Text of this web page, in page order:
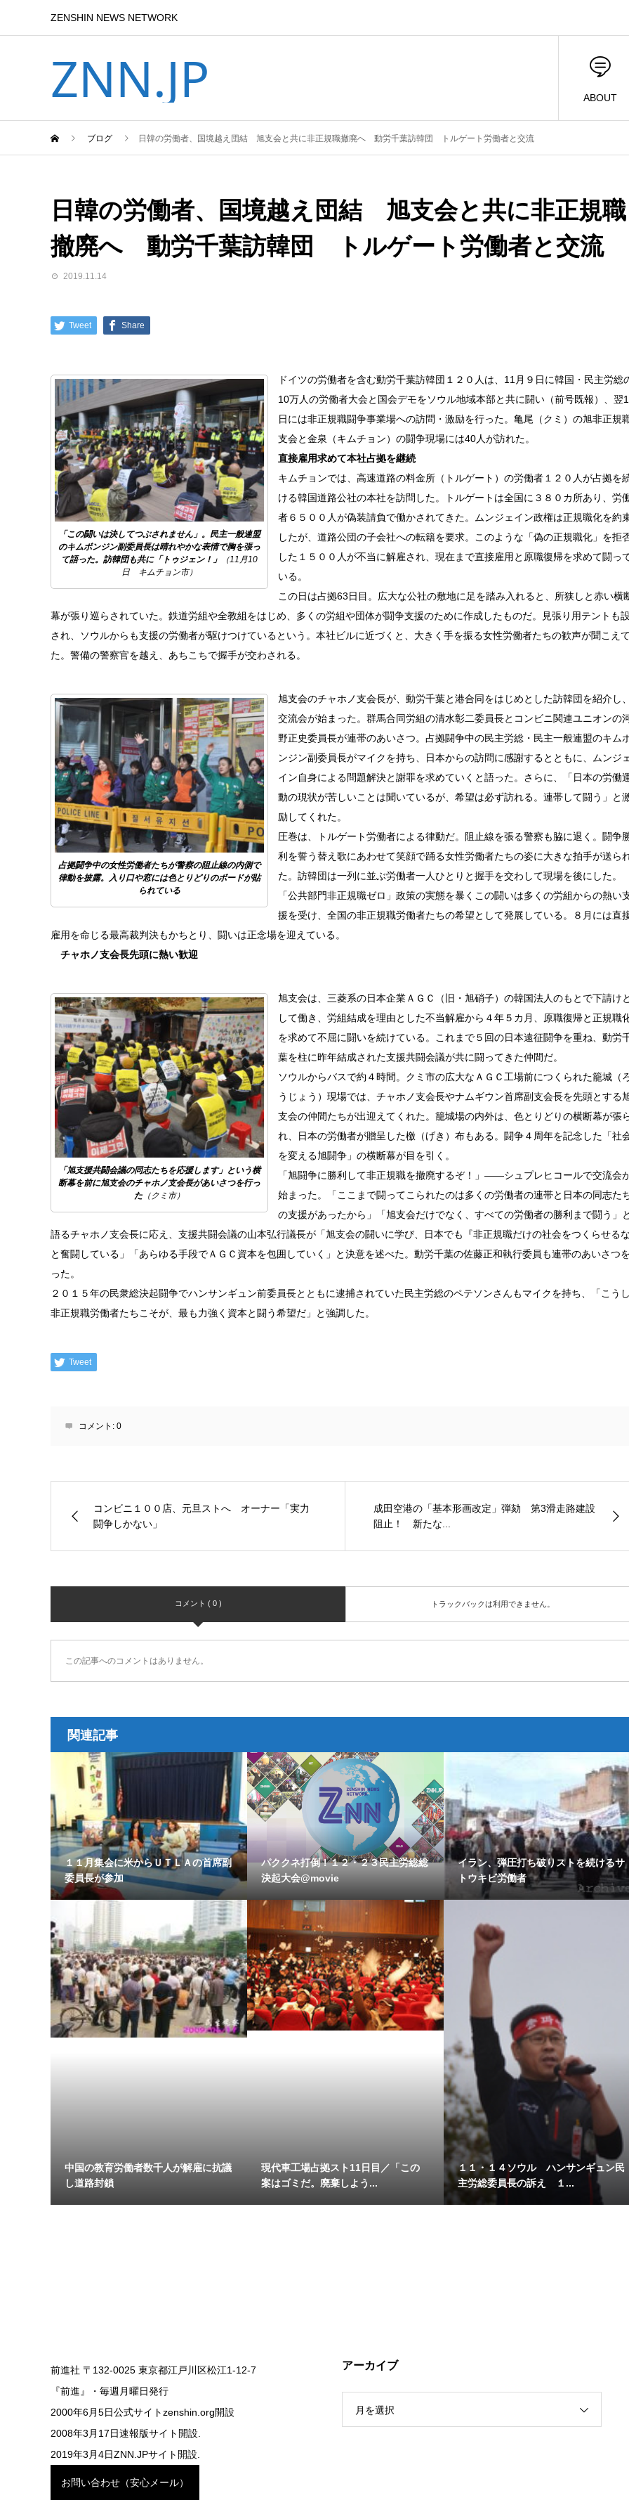
ZENSHIN NEWS NETWORK
ZNN.JP ABOUT
ブログ 日韓の労働者、国境越え団結 旭支会と共に非正規職撤廃へ 動労千葉訪韓団 トルゲート労働者と交流
日韓の労働者、国境越え団結 旭支会と共に非正規職
撤廃へ 動労千葉訪韓団 トルゲート労働者と交流
2019.11.14
Tweet Share
「この闘いは決してつぶされません」。民主一般連盟
のキムボンジン副委員長は晴れやかな表情で胸を張っ
て語った。訪韓団も共に「トゥジェン！」
（11月10
日 キムチョン市）
ドイツの労働者を含む動労千葉訪韓団１２０人は、11月９日に韓国・民主労総
10万人の労働者大会と国会デモをソウル地域本部と共に闘い（前号既報）、翌
日には非正規職闘争事業場への訪問・激励を行った。亀尾（クミ）の旭非正規
支会と金泉（キムチョン）の闘争現場には40人が訪れた。
直接雇用求めて本社占拠を継続
キムチョンでは、高速道路の料金所（トルゲート）の労働者１２０人が占拠を
ける韓国道路公社の本社を訪問した。トルゲートは全国に３８０カ所あり、労
者６５００人が偽装請負で働かされてきた。ムンジェイン政権は正規職化を約
したが、道路公団の子会社への転籍を要求。このような「偽の正規職化」を拒
した１５００人が不当に解雇され、現在まで直接雇用と原職復帰を求めて闘っ
いる。
この日は占拠63日目。広大な公社の敷地に足を踏み入れると、所狭しと赤い横
幕が張り巡らされていた。鉄道労組や全教組をはじめ、多くの労組や団体が闘争支援のために作成したものだ。見張り用テントも
され、ソウルからも支援の労働者が駆けつけているという。本社ビルに近づくと、大きく手を振る女性労働者たちの歓声が聞こえ
た。警備の警察官を越え、あちこちで握手が交わされる。
占拠闘争中の女性労働者たちが警察の阻止線の内側で
律動を披露。入り口や窓には色とりどりのボードが貼
られている
旭支会のチャホノ支会長が、動労千葉と港合同をはじめとした訪韓団を紹介し
交流会が始まった。群馬合同労組の清水彰二委員長とコンビニ関連ユニオンの
野正史委員長が連帯のあいさつ。占拠闘争中の民主労総・民主一般連盟のキム
ンジン副委員長がマイクを持ち、日本からの訪問に感謝するとともに、ムンジ
イン自身による問題解決と謝罪を求めていくと語った。さらに、「日本の労働
動の現状が苦しいことは聞いているが、希望は必ず訪れる。連帯して闘う」と
励してくれた。
圧巻は、トルゲート労働者による律動だ。阻止線を張る警察も脇に退く。闘争
利を誓う替え歌にあわせて笑顔で踊る女性労働者たちの姿に大きな拍手が送ら
た。訪韓団は一列に並ぶ労働者一人ひとりと握手を交わして現場を後にした。
「公共部門非正規職ゼロ」政策の実態を暴くこの闘いは多くの労組からの熱い
援を受け、全国の非正規職労働者たちの希望として発展している。８月には直
雇用を命じる最高裁判決もかちとり、闘いは正念場を迎えている。
チャホノ支会長先頭に熱い歓迎
「旭支援共闘会議の同志たちを応援します」という横
断幕を前に旭支会のチャホノ支会長があいさつを行っ
た （クミ市）
旭支会は、三菱系の日本企業ＡＧＣ（旧・旭硝子）の韓国法人のもとで下請け
して働き、労組結成を理由とした不当解雇から４年５カ月、原職復帰と正規職
を求めて不屈に闘いを続けている。これまで５回の日本遠征闘争を重ね、動労
葉を柱に昨年結成された支援共闘会議が共に闘ってきた仲間だ。
ソウルからバスで約４時間。クミ市の広大なＡＧＣ工場前につくられた籠城（
うじょう）現場では、チャホノ支会長やナムギウン首席副支会長を先頭とする
支会の仲間たちが出迎えてくれた。籠城場の内外は、色とりどりの横断幕が張
れ、日本の労働者が贈呈した檄（げき）布もある。闘争４周年を記念した「社
を変える旭闘争」の横断幕が目を引く。
「旭闘争に勝利して非正規職を撤廃するぞ！」――シュプレヒコールで交流会
始まった。「ここまで闘ってこられたのは多くの労働者の連帯と日本の同志た
の支援があったから」「旭支会だけでなく、すべての労働者の勝利まで闘う」
語るチャホノ支会長に応え、支援共闘会議の山本弘行議長が「旭支会の闘いに学び、日本でも『非正規職だけの社会をつくらせる
と奮闘している」「あらゆる手段でＡＧＣ資本を包囲していく」と決意を述べた。動労千葉の佐藤正和執行委員も連帯のあいさつ
った。
２０１５年の民衆総決起闘争でハンサンギュン前委員長とともに逮捕されていた民主労総のペテソンさんもマイクを持ち、「こう
非正規職労働者たちこそが、最も力強く資本と闘う希望だ」と強調した。
Tweet
コメント: 0
コンビニ１００店、元旦ストへ オーナー「実力
闘争しかない」
成田空港の「基本形画改定」弾劾 第3滑走路建設
阻止！ 新たな...
コメント ( 0 ) トラックバックは利用できません。
この記事へのコメントはありません。
関連記事
１１月集会に米からＵＴＬＡの首席副
委員長が参加
パククネ打倒！１２・２３民主労総総
決起大会@movie
イラン、弾圧打ち破りストを続けるサ
トウキビ労働者
中国の教育労働者数千人が解雇に抗議
し道路封鎖
現代車工場占拠スト11日目／「この
案はゴミだ。廃棄しよう...
１１・１４ソウル ハンサンギュン民
主労総委員長の訴え １...
前進社 〒132-0025 東京都江戸川区松江1-12-7
『前進』・毎週月曜日発行
2000年6月5日公式サイトzenshin.org開設
2008年3月17日速報版サイト開設.
2019年3月4日ZNN.JPサイト開設.
お問い合わせ（安心メール）
アーカイブ
月を選択